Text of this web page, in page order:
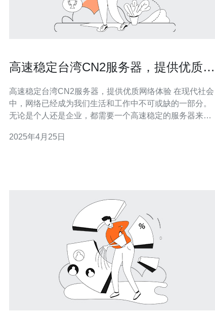
高速稳定台湾CN2服务器，提供优质网
高速稳定台湾CN2服务器，提供优质网络体验 在现代社会
中，网络已经成为我们生活和工作中不可或缺的一部分。
无论是个人还是企业，都需要一个高速稳定的服务器来保
器选项，能够提供极佳的网络体验。 台湾CN2服务器是指
2025年4月25日